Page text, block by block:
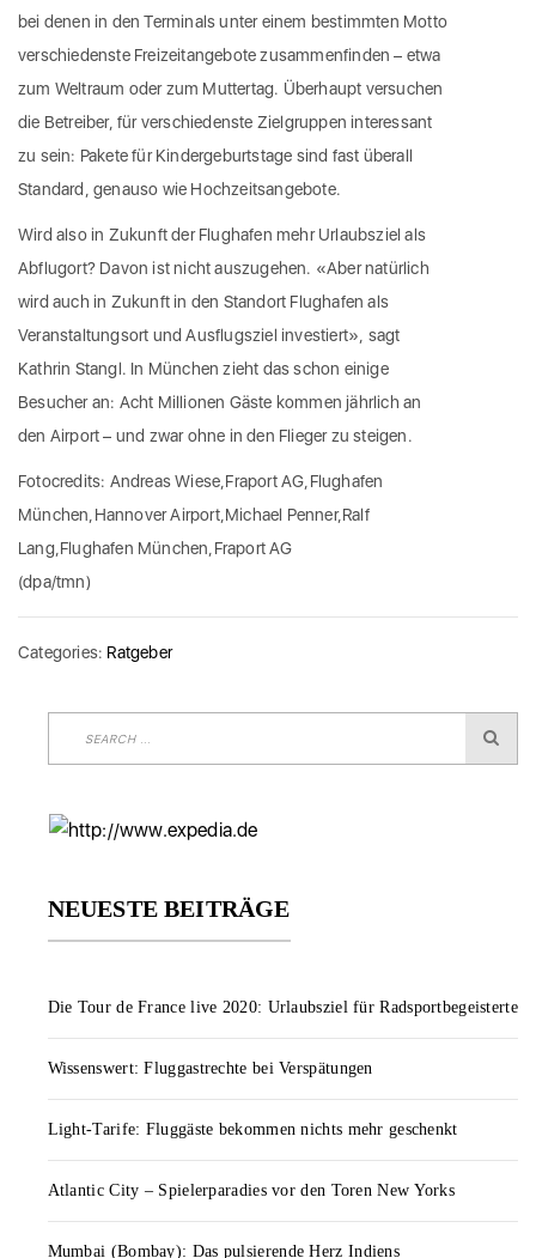
bei denen in den Terminals unter einem bestimmten Motto
verschiedenste Freizeitangebote zusammenfinden – etwa
zum Weltraum oder zum Muttertag. Überhaupt versuchen
die Betreiber, für verschiedenste Zielgruppen interessant
zu sein: Pakete für Kindergeburtstage sind fast überall
Standard, genauso wie Hochzeitsangebote.
Wird also in Zukunft der Flughafen mehr Urlaubsziel als
Abflugort? Davon ist nicht auszugehen. «Aber natürlich
wird auch in Zukunft in den Standort Flughafen als
Veranstaltungsort und Ausflugsziel investiert», sagt
Kathrin Stangl. In München zieht das schon einige
Besucher an: Acht Millionen Gäste kommen jährlich an
den Airport – und zwar ohne in den Flieger zu steigen.
Fotocredits: Andreas Wiese,Fraport AG,Flughafen
München,Hannover Airport,Michael Penner,Ralf
Lang,Flughafen München,Fraport AG
(dpa/tmn)
Categories: Ratgeber
NEUESTE BEITRÄGE
Die Tour de France live 2020: Urlaubsziel für Radsportbegeisterte
Wissenswert: Fluggastrechte bei Verspätungen
Light-Tarife: Fluggäste bekommen nichts mehr geschenkt
Atlantic City – Spielerparadies vor den Toren New Yorks
Mumbai (Bombay): Das pulsierende Herz Indiens